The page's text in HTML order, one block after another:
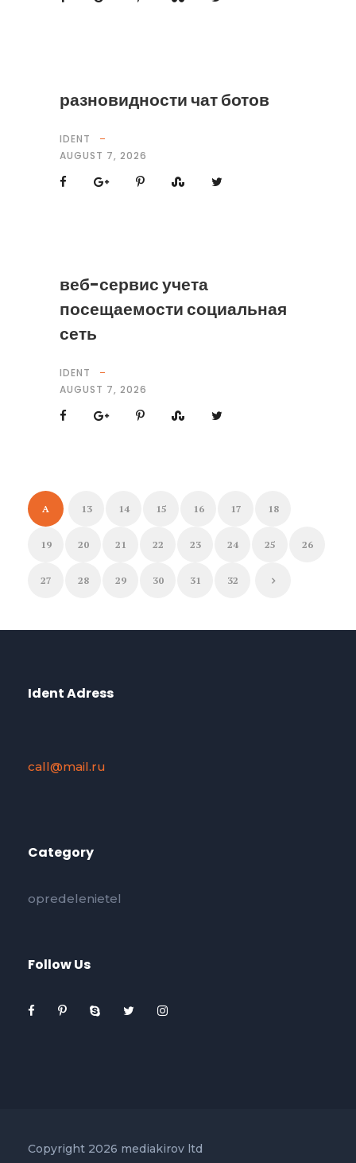
разновидности чат ботов
IDENT
AUGUST 7, 2026
веб-сервис учета
посещаемости социальная
сеть
IDENT
AUGUST 7, 2026
A 13 14 15 16 17 18
19 20 21 22 23 24 25 26
27 28 29 30 31 32
Ident Adress
call@mail.ru
Category
opredelenietel
Follow Us
Copyright 2026 mediakirov ltd